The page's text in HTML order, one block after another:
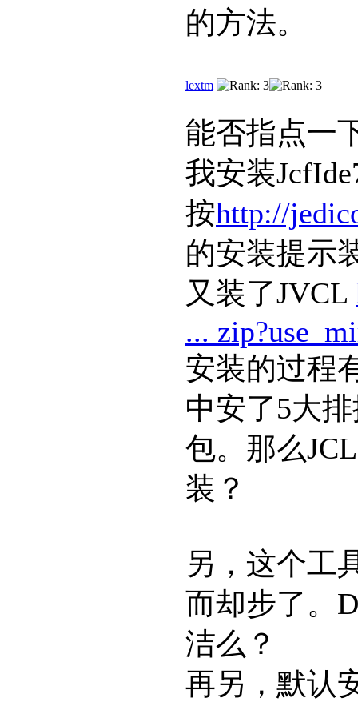
的方法。
lextm
能否指点一
我安装
按http://
的安装提示
又装了JVCL
...
安装的过程
中安了5大
包。那么
装？
另，这个工
而却步了。
洁么？
再另，默认